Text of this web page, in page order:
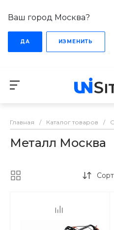
Ваш город Москва?
ДА ИЗМЕНИТЬ
Главная / Каталог товаров /
Металл Москва